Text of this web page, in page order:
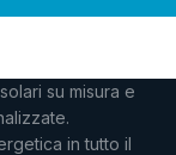
su misura e
in tutto il